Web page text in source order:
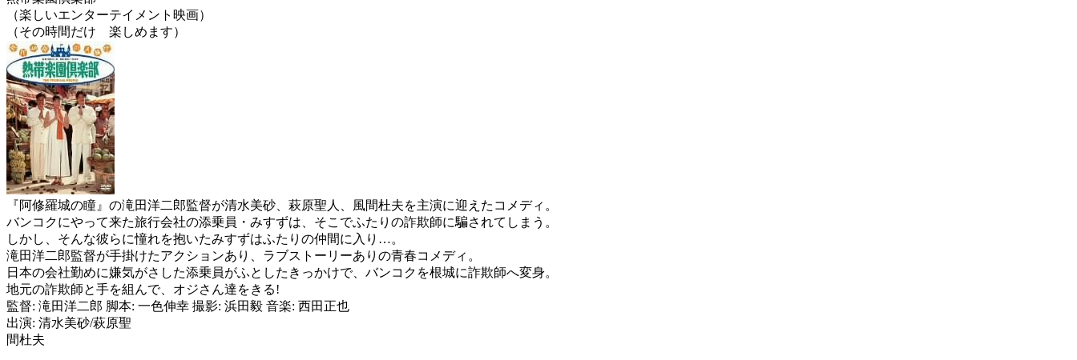
（楽しいエンターテイメント映画）
（その時間だけ 楽しめます）
『阿修羅城の瞳』の滝田洋二郎監督が清水美砂、萩原聖人、風間杜夫を主演に迎えたコメディ。
バンコクにやって来た旅行会社の添乗員・みすずは、そこでふたりの詐欺師に騙されてしまう。
しかし、そんな彼らに憧れを抱いたみすずはふたりの仲間に入り…。
滝田洋二郎監督が手掛けたアクションあり、ラブストーリーありの青春コメディ。
日本の会社勤めに嫌気がさした添乗員がふとしたきっかけで、バンコクを根城に詐欺師へ変身。
地元の詐欺師と手を組んで、オジさん達をきる!
監督: 滝田洋二郎 脚本: 一色伸幸 撮影: 浜田毅 音楽: 西田正也
出演: 清水美砂/萩原聖
間杜夫